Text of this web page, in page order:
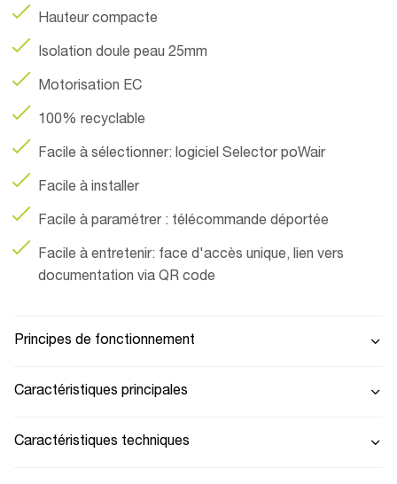
Hauteur compacte
Isolation doule peau 25mm
Motorisation EC
100% recyclable
Facile à sélectionner: logiciel Selector poWair
Facile à installer
Facile à paramétrer : télécommande déportée
Facile à entretenir: face d'accès unique, lien vers
documentation via QR code
Principes de fonctionnement
Caractéristiques principales
Caractéristiques techniques